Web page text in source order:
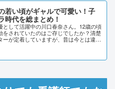
若い頃がギャルで可愛い！子
時代を総まとめ！
として活躍中の川口春奈さん。12歳の頃
をされていたのはご存じでしたか？清楚
ーが定着していますが、昔は今とは違っ